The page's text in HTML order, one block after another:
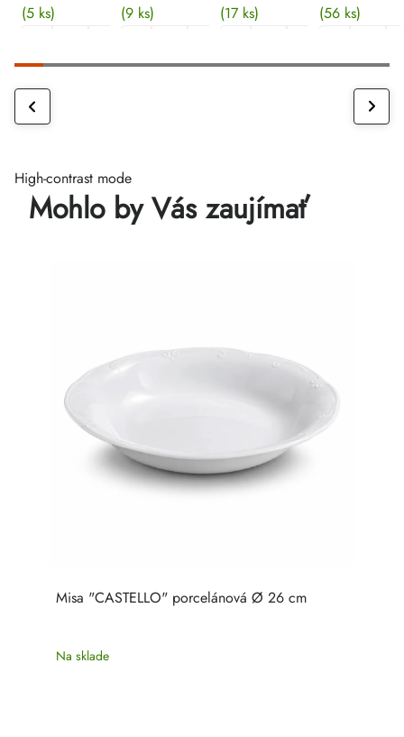
(5 ks) (9 ks) (17 ks) (56 ks)
High-contrast mode
Mohlo by Vás zaujímať
Misa "CASTELLO" porcelánová Ø 26 cm
Na sklade